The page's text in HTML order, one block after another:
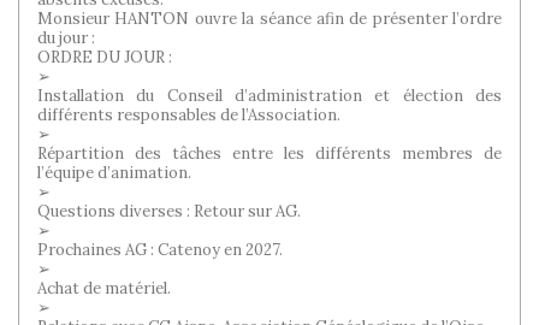
Monsieur HANTON ouvre la séance afin de présenter l’ordre
du jour :
ORDRE DU JOUR :
➢
Installation du Conseil d’administration et élection des
différents responsables de l’Association.
➢
Répartition des tâches entre les différents membres de
l’équipe d’animation.
➢
Questions diverses : Retour sur AG.
➢
Prochaines AG : Catenoy en 2027.
➢
Achat de matériel.
➢